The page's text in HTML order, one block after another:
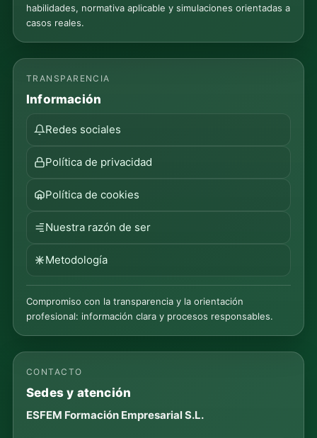
habilidades, normativa aplicable y simulaciones orientadas a
casos reales.
TRANSPARENCIA
Información
Redes sociales
Política de privacidad
Política de cookies
Nuestra razón de ser
Metodología
Compromiso con la transparencia y la orientación
profesional: información clara y procesos responsables.
CONTACTO
Sedes y atención
ESFEM Formación Empresarial S.L.